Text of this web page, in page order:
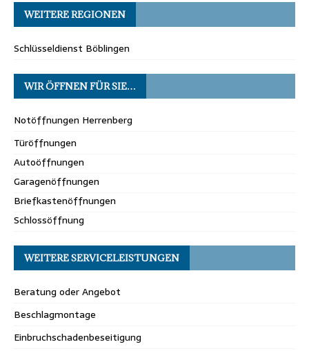
WEITERE REGIONEN
Schlüsseldienst Böblingen
WIR ÖFFNEN FÜR SIE…
Notöffnungen Herrenberg
Türöffnungen
Autoöffnungen
Garagenöffnungen
Briefkastenöffnungen
Schlossöffnung
WEITERE SERVICELEISTUNGEN
Beratung oder Angebot
Beschlagmontage
Einbruchschadenbeseitigung